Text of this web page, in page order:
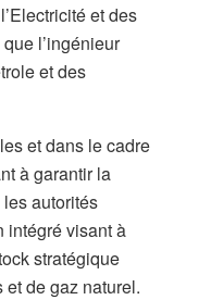
et des
l’ingénieur
et des
et dans le cadre
à garantir la
autorités
intégré visant à
stratégique
de gaz naturel.